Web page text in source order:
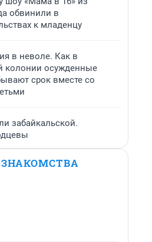
обвинили в
к младенцу
в неволе. Как в
колонии осужденные
срок вместе со
забайкальской.
ЗНАКОМСТВА